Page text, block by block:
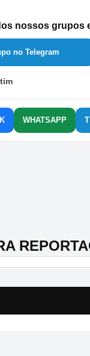
nossos grupos
no Telegram
WHATSAPP